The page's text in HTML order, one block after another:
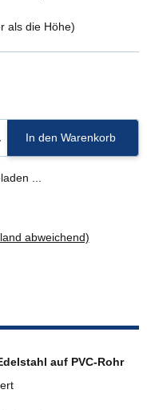
als die Höhe)
In den Warenkorb
...
abweichend)
auf PVC-Rohr